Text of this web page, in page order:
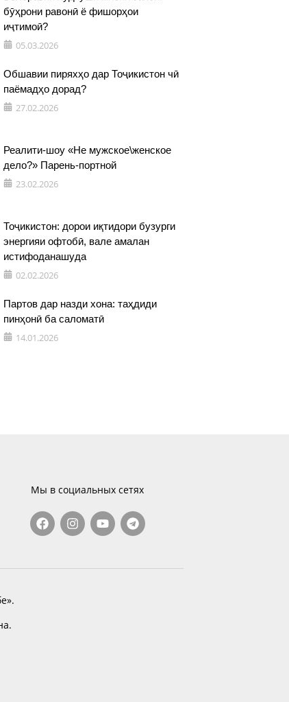
бӯҳрони равонӣ ё фишорҳои
иҷтимоӣ?
05.03.2026
Обшавии пиряхҳо дар Тоҷикистон чӣ
паёмадҳо дорад?
27.02.2026
Реалити-шоу «Не мужское\женское
дело?» Парень-портной
23.02.2026
Тоҷикистон: дорои иқтидори бузурги
энергияи офтобӣ, вале амалан
истифоданашуда
02.02.2026
Партов дар назди хона: таҳдиди
пинҳонӣ ба саломатӣ
14.01.2026
Мы в социальных сетях